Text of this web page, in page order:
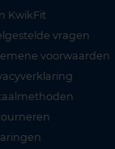
KwikFit
vragen
voorwaarden